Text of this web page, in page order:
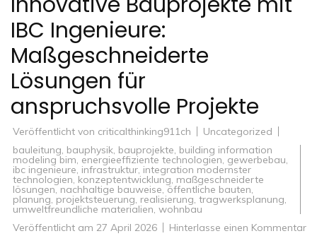
IBC Ingenieure:
Maßgeschneiderte
Lösungen für
anspruchsvolle Projekte
Veröffentlicht von criticalthinking911ch
Uncategorized
bauleitung bauphysik bauprojekte building information
modeling bim energieeffiziente technologien gewerbebau
ibc ingenieure infrastruktur integration modernster
technologien konzeptentwicklung maßgeschneiderte
lösungen, nachhaltige bauweise ,öffentliche bauten
planung projektsteuerung realisierung tragwerksplanung
umweltfreundliche materialien wohnbau
Veröffentlicht am 27 April 2026 Hinterlasse einen Kommentarzu